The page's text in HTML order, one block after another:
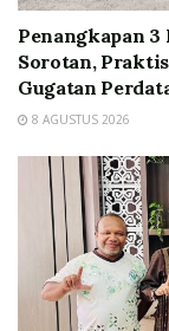
Penangkapan 3
Sorotan,
Gugatan
8 AGUSTUS 2026